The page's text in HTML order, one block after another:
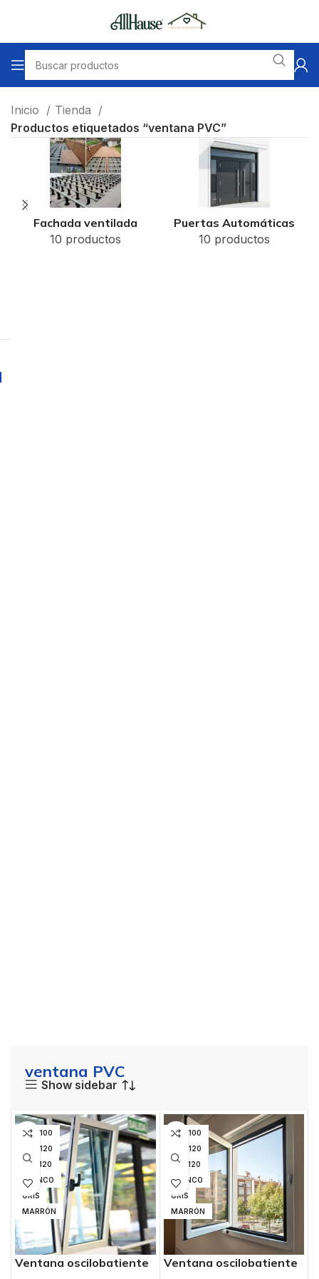
Inicio
Tienda
Productos etiquetados “ventana PVC”
Fachada ventilada
10 productos
Puertas Automáticas
10 productos
ventana PVC
Show sidebar
100X100
130X120
140X120
BLANCO
GRIS
MARRÓN
Ventana oscilobatiente
100X100
130X120
140X120
BLANCO
GRIS
MARRÓN
Ventana oscilobatiente